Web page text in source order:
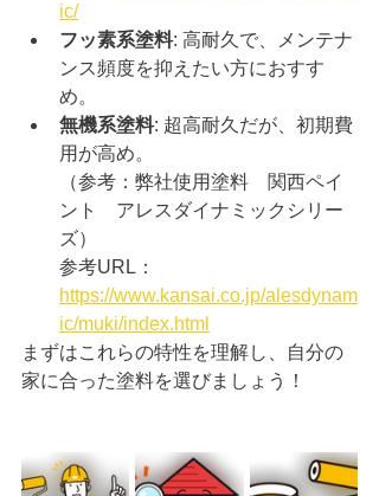
ic/
フッ素系塗料: 高耐久で、メンテナ
ンス頻度を抑えたい方におすす
め。
無機系塗料: 超高耐久だが、初期費
用が高め。
（参考：弊社使用塗料　関西ペイ
ント　アレスダイナミックシリー
ズ）
参考URL：
https://www.kansai.co.jp/alesdynam
ic/muki/index.html
まずはこれらの特性を理解し、自分の
家に合った塗料を選びましょう！